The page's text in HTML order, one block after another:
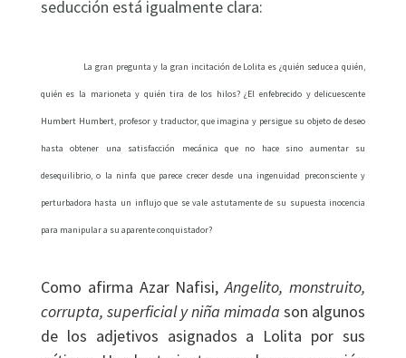
seducción está igualmente clara:
La gran pregunta y la gran incitación de Lolita es ¿quién seduce a quién,
quién es la marioneta y quién tira de los hilos? ¿El enfebrecido y delicuescente
Humbert Humbert, profesor y traductor, que imagina y persigue su objeto de deseo
hasta obtener una satisfacción mecánica que no hace sino aumentar su
desequilibrio, o la ninfa que parece crecer desde una ingenuidad preconsciente y
perturbadora hasta un influjo que se vale astutamente de su supuesta inocencia
para manipular a su aparente conquistador?
Como afirma Azar Nafisi,Angelito, monstruito,
corrupta, superficial y niña mimadason algunos
de los adjetivos asignados a Lolita por sus